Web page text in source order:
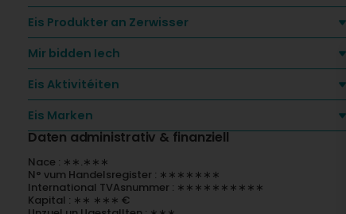
Eis Produkter an Zerwisser
Mir bidden Iech
Eis Aktivitéiten
Eis Marken
Daten administrativ & finanziell
Nace : ∗∗.∗∗∗
N° vum Handelsregister : ∗∗∗∗∗∗∗
International TVAsnummer : ∗∗∗∗∗∗∗∗∗∗
Kapital : ∗∗ ∗∗∗ €